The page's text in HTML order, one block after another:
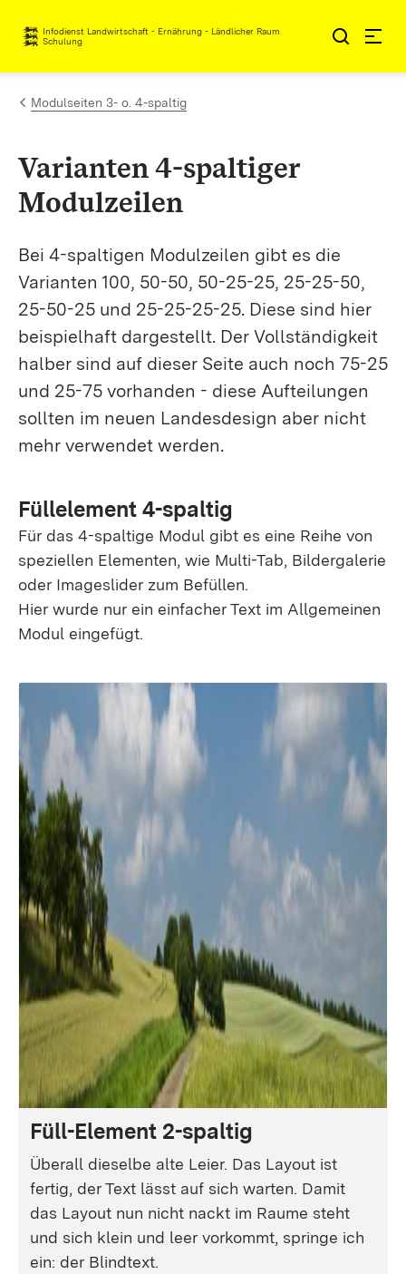
Zum Inhalt springen
Infodienst Landwirtschaft - Ernährung - Ländlicher Raum
Schulung
Modulseiten 3- o. 4-spaltig
Varianten 4-spaltiger
Modulzeilen
Bei 4-spaltigen Modulzeilen gibt es die
Varianten 100, 50-50, 50-25-25, 25-25-50,
25-50-25 und 25-25-25-25. Diese sind hier
beispielhaft dargestellt. Der Vollständigkeit
halber sind auf dieser Seite auch noch 75-25
und 25-75 vorhanden - diese Aufteilungen
sollten im neuen Landesdesign aber nicht
mehr verwendet werden.
Füllelement 4-spaltig
Für das 4-spaltige Modul gibt es eine Reihe von
speziellen Elementen, wie Multi-Tab, Bildergalerie
oder Imageslider zum Befüllen.
Hier wurde nur ein einfacher Text im Allgemeinen
Modul eingefügt.
Füll-Element 2-spaltig
Überall dieselbe alte Leier. Das Layout ist
fertig, der Text lässt auf sich warten. Damit
das Layout nun nicht nackt im Raume steht
und sich klein und leer vorkommt, springe ich
ein: der Blindtext.